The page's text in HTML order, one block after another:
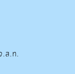
.ส.ท.